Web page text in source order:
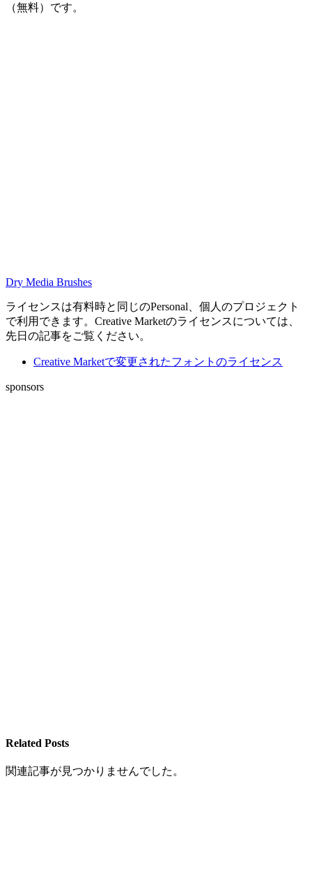
（無料）です。
Dry Media Brushes
ライセンスは有料時と同じのPersonal、個人のプロジェクト
で利用できます。Creative Marketのライセンスについては、
先日の記事をご覧ください。
Creative Marketで変更されたフォントのライセンス
sponsors
Related Posts
関連記事が見つかりませんでした。